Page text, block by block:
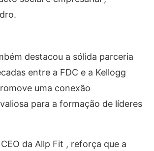
destacou a sólida parceria
entre a FDC e a Kellogg
uma conexão
para a formação de líderes
da Allp Fit , reforça que a